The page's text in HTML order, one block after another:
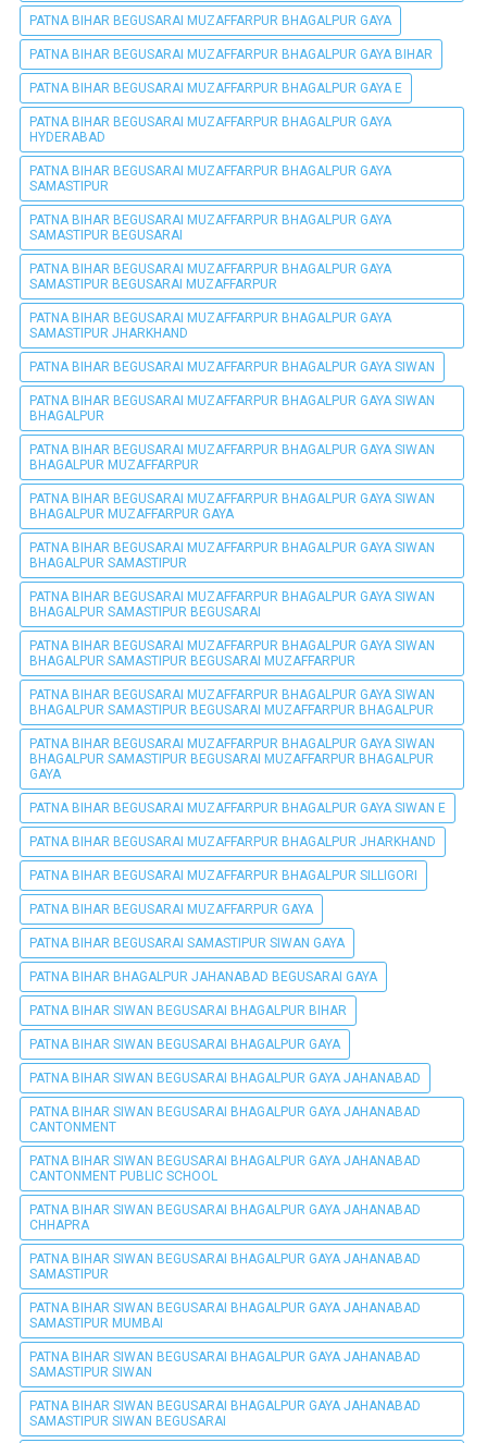
PATNA BIHAR BEGUSARAI MUZAFFARPUR BHAGALPUR GAYA
PATNA BIHAR BEGUSARAI MUZAFFARPUR BHAGALPUR GAYA BIHAR
PATNA BIHAR BEGUSARAI MUZAFFARPUR BHAGALPUR GAYA E
PATNA BIHAR BEGUSARAI MUZAFFARPUR BHAGALPUR GAYA
HYDERABAD
PATNA BIHAR BEGUSARAI MUZAFFARPUR BHAGALPUR GAYA
SAMASTIPUR
PATNA BIHAR BEGUSARAI MUZAFFARPUR BHAGALPUR GAYA
SAMASTIPUR BEGUSARAI
PATNA BIHAR BEGUSARAI MUZAFFARPUR BHAGALPUR GAYA
SAMASTIPUR BEGUSARAI MUZAFFARPUR
PATNA BIHAR BEGUSARAI MUZAFFARPUR BHAGALPUR GAYA
SAMASTIPUR JHARKHAND
PATNA BIHAR BEGUSARAI MUZAFFARPUR BHAGALPUR GAYA SIWAN
PATNA BIHAR BEGUSARAI MUZAFFARPUR BHAGALPUR GAYA SIWAN
BHAGALPUR
PATNA BIHAR BEGUSARAI MUZAFFARPUR BHAGALPUR GAYA SIWAN
BHAGALPUR MUZAFFARPUR
PATNA BIHAR BEGUSARAI MUZAFFARPUR BHAGALPUR GAYA SIWAN
BHAGALPUR MUZAFFARPUR GAYA
PATNA BIHAR BEGUSARAI MUZAFFARPUR BHAGALPUR GAYA SIWAN
BHAGALPUR SAMASTIPUR
PATNA BIHAR BEGUSARAI MUZAFFARPUR BHAGALPUR GAYA SIWAN
BHAGALPUR SAMASTIPUR BEGUSARAI
PATNA BIHAR BEGUSARAI MUZAFFARPUR BHAGALPUR GAYA SIWAN
BHAGALPUR SAMASTIPUR BEGUSARAI MUZAFFARPUR
PATNA BIHAR BEGUSARAI MUZAFFARPUR BHAGALPUR GAYA SIWAN
BHAGALPUR SAMASTIPUR BEGUSARAI MUZAFFARPUR BHAGALPUR
PATNA BIHAR BEGUSARAI MUZAFFARPUR BHAGALPUR GAYA SIWAN
BHAGALPUR SAMASTIPUR BEGUSARAI MUZAFFARPUR BHAGALPUR
GAYA
PATNA BIHAR BEGUSARAI MUZAFFARPUR BHAGALPUR GAYA SIWAN E
PATNA BIHAR BEGUSARAI MUZAFFARPUR BHAGALPUR JHARKHAND
PATNA BIHAR BEGUSARAI MUZAFFARPUR BHAGALPUR SILLIGORI
PATNA BIHAR BEGUSARAI MUZAFFARPUR GAYA
PATNA BIHAR BEGUSARAI SAMASTIPUR SIWAN GAYA
PATNA BIHAR BHAGALPUR JAHANABAD BEGUSARAI GAYA
PATNA BIHAR SIWAN BEGUSARAI BHAGALPUR BIHAR
PATNA BIHAR SIWAN BEGUSARAI BHAGALPUR GAYA
PATNA BIHAR SIWAN BEGUSARAI BHAGALPUR GAYA JAHANABAD
PATNA BIHAR SIWAN BEGUSARAI BHAGALPUR GAYA JAHANABAD
CANTONMENT
PATNA BIHAR SIWAN BEGUSARAI BHAGALPUR GAYA JAHANABAD
CANTONMENT PUBLIC SCHOOL
PATNA BIHAR SIWAN BEGUSARAI BHAGALPUR GAYA JAHANABAD
CHHAPRA
PATNA BIHAR SIWAN BEGUSARAI BHAGALPUR GAYA JAHANABAD
SAMASTIPUR
PATNA BIHAR SIWAN BEGUSARAI BHAGALPUR GAYA JAHANABAD
SAMASTIPUR MUMBAI
PATNA BIHAR SIWAN BEGUSARAI BHAGALPUR GAYA JAHANABAD
SAMASTIPUR SIWAN
PATNA BIHAR SIWAN BEGUSARAI BHAGALPUR GAYA JAHANABAD
SAMASTIPUR SIWAN BEGUSARAI